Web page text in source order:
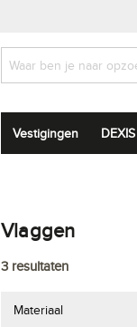
Vestigingen
Vlaggen
3 resultaten
Materiaal